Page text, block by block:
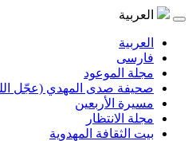
المهدي (عجّل الله فرجه)
المهدوية